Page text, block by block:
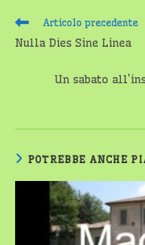
Leggi
articoli
Articolo precedente
Nulla Dies Sine Linea
Un sabato
POTREBBE ANCHE